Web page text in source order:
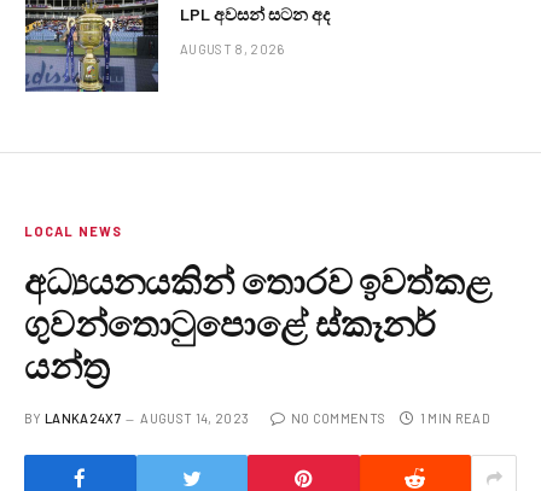
LPL අවසන් සටන අද
AUGUST 8, 2026
LOCAL NEWS
අධ්‍යයනයකින් තොරව ඉවත්කළ
ගුවන්තොටුපොළේ ස්කෑනර්
යන්ත්‍ර
BY LANKA24X7 AUGUST 14, 2023 NO COMMENTS 1 MIN READ